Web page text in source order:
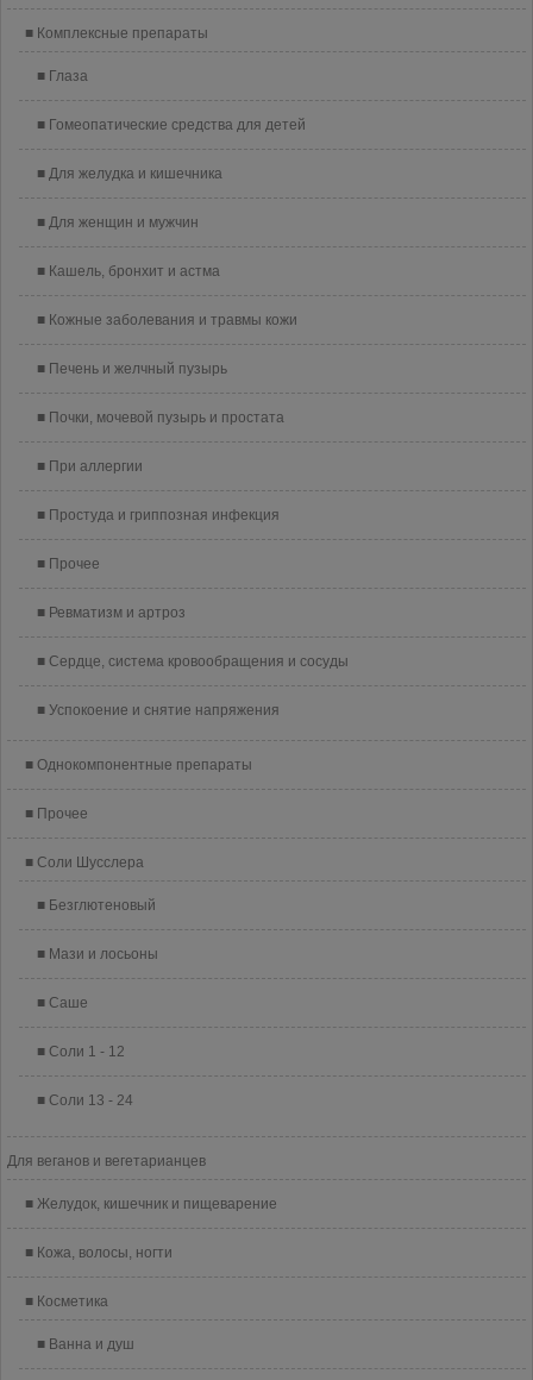
Комплексные препараты
Глаза
Гомеопатические средства для детей
Для желудка и кишечника
Для женщин и мужчин
Кашель, бронхит и астма
Кожные заболевания и травмы кожи
Печень и желчный пузырь
Почки, мочевой пузырь и простата
При аллергии
Простуда и гриппозная инфекция
Прочее
Ревматизм и артроз
Сердце, система кровообращения и сосуды
Успокоение и снятие напряжения
Однокомпонентные препараты
Прочее
Соли Шусслера
Безглютеновый
Мази и лосьоны
Саше
Соли 1 - 12
Соли 13 - 24
Для веганов и вегетарианцев
Желудок, кишечник и пищеварение
Кожа, волосы, ногти
Косметика
Ванна и душ